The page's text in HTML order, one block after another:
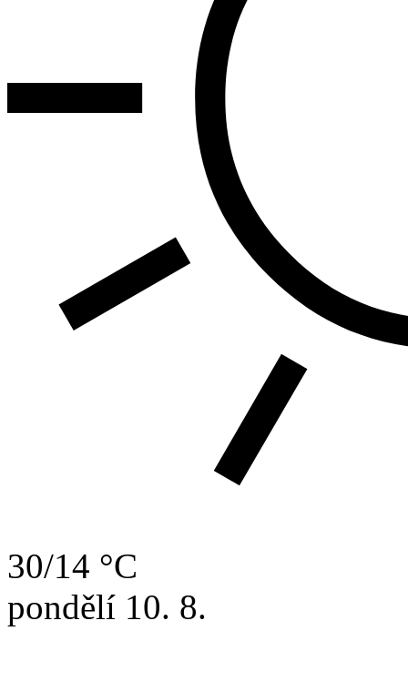
30/14 °C
pondělí 10. 8.